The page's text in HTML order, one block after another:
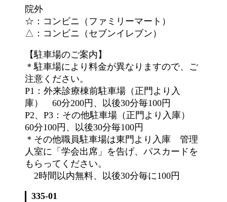
院外
☆：コンビニ（ファミリーマート）
△：コンビニ（セブンイレブン）
【駐車場のご案内】
＊駐車場により料金が異なりますので、ご
注意ください。
P1：外来診療棟前駐車場（正門より入
庫） 60分200円、以後30分毎100円
P2、P3：その他駐車場（正門より入庫）
60分100円、以後30分毎100円
＊その他職員駐車場は東門より入庫 管理
人室に「学会出席」を告げ、パスカードを
もらってください。
2時間以内無料、以後30分毎に100円
335-01